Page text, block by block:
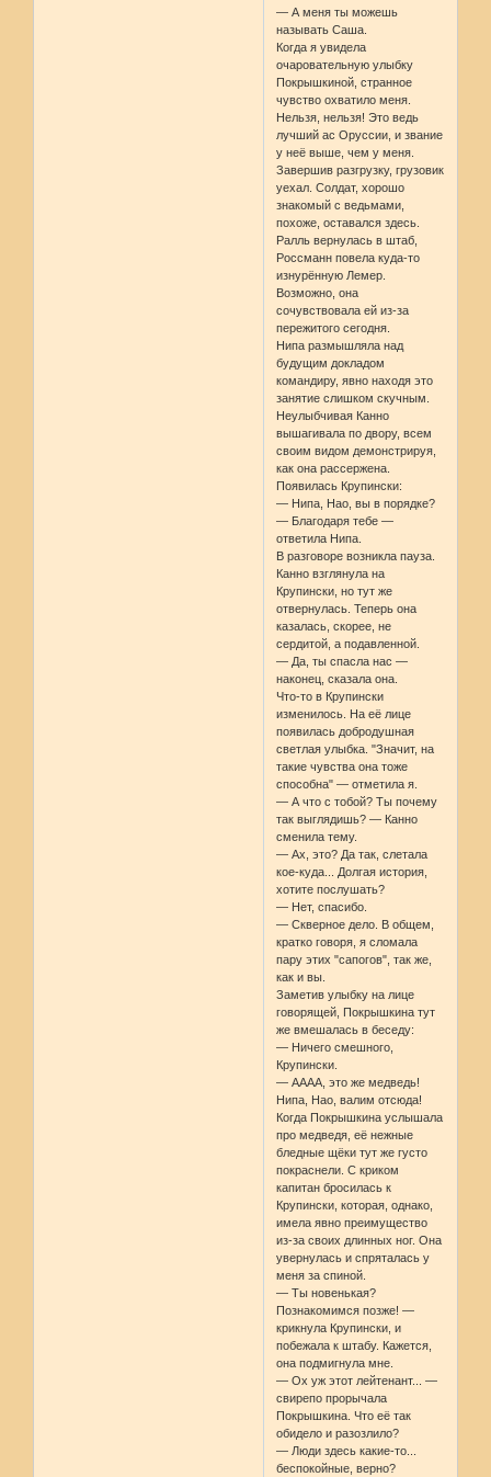
— А меня ты можешь
называть Саша.
Когда я увидела
очаровательную улыбку
Покрышкиной, странное
чувство охватило меня.
Нельзя, нельзя! Это ведь
лучший ас Оруссии, и звание
у неё выше, чем у меня.
Завершив разгрузку, грузовик
уехал. Солдат, хорошо
знакомый с ведьмами,
похоже, оставался здесь.
Ралль вернулась в штаб,
Россманн повела куда-то
изнурённую Лемер.
Возможно, она
сочувствовала ей из-за
пережитого сегодня.
Нипа размышляла над
будущим докладом
командиру, явно находя это
занятие слишком скучным.
Неулыбчивая Канно
вышагивала по двору, всем
своим видом демонстрируя,
как она рассержена.
Появилась Крупински:
— Нипа, Нао, вы в порядке?
— Благодаря тебе —
ответила Нипа.
В разговоре возникла пауза.
Канно взглянула на
Крупински, но тут же
отвернулась. Теперь она
казалась, скорее, не
сердитой, а подавленной.
— Да, ты спасла нас —
наконец, сказала она.
Что-то в Крупински
изменилось. На её лице
появилась добродушная
светлая улыбка. "Значит, на
такие чувства она тоже
способна" — отметила я.
— А что с тобой? Ты почему
так выглядишь? — Канно
сменила тему.
— Ах, это? Да так, слетала
кое-куда... Долгая история,
хотите послушать?
— Нет, спасибо.
— Скверное дело. В общем,
кратко говоря, я сломала
пару этих "сапогов", так же,
как и вы.
Заметив улыбку на лице
говорящей, Покрышкина тут
же вмешалась в беседу:
— Ничего смешного,
Крупински.
— АААА, это же медведь!
Нипа, Нао, валим отсюда!
Когда Покрышкина услышала
про медведя, её нежные
бледные щёки тут же густо
покраснели. С криком
капитан бросилась к
Крупински, которая, однако,
имела явно преимущество
из-за своих длинных ног. Она
увернулась и спряталась у
меня за спиной.
— Ты новенькая?
Познакомимся позже! —
крикнула Крупински, и
побежала к штабу. Кажется,
она подмигнула мне.
— Ох уж этот лейтенант... —
свирепо прорычала
Покрышкина. Что её так
обидело и разозлило?
— Люди здесь какие-то...
беспокойные, верно?